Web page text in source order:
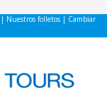
| Nuestros folletos | Cambiar